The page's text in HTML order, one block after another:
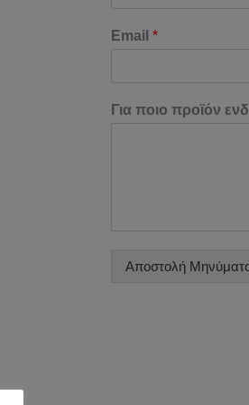
Email *
Για ποιο προϊόν
Αποστολή